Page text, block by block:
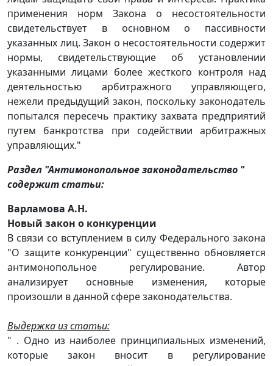
применения норм Закона о несостоятельности
свидетельствует в основном о пассивности
указанных лиц. Закон о несостоятельности содержит
нормы, свидетельствующие об установлении
указанными лицами более жесткого контроля над
деятельностью арбитражного управляющего,
нежели предыдущий закон, поскольку законодатель
попытался пересечь практику захвата предприятий
путем банкротства при содействии арбитражных
управляющих."
Раздел "Антимонопольное законодательство "
содержит статьи:
Варламова А.Н.
Новый закон о конкуренции
В связи со вступлением в силу Федерального закона
"О защите конкуренции" существенно обновляется
антимонопольное регулирование. Автор
анализирует основные изменения, которые
произошли в данной сфере законодательства.
Выдержка из статьи:
" . Одно из наиболее принципиальных изменений,
которые закон вносит в регулирование